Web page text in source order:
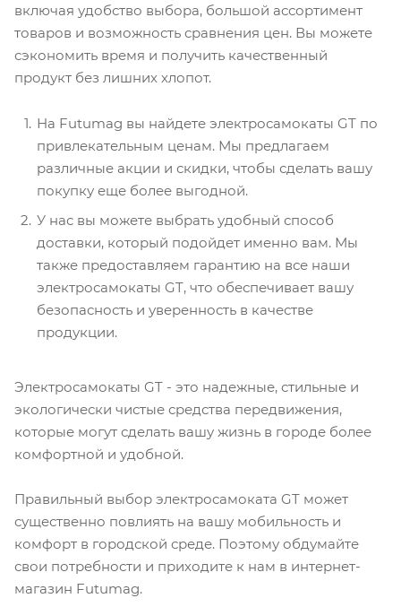
включая удобство выбора, большой ассортимент
товаров и возможность сравнения цен. Вы можете
сэкономить время и получить качественный
продукт без лишних хлопот.
На Futumag вы найдете электросамокаты GT по
привлекательным ценам. Мы предлагаем
различные акции и скидки, чтобы сделать вашу
покупку еще более выгодной.
У нас вы можете выбрать удобный способ
доставки, который подойдет именно вам. Мы
также предоставляем гарантию на все наши
электросамокаты GT, что обеспечивает вашу
безопасность и уверенность в качестве
продукции.
Электросамокаты GT - это надежные, стильные и
экологически чистые средства передвижения,
которые могут сделать вашу жизнь в городе более
комфортной и удобной.
Правильный выбор электросамоката GT может
существенно повлиять на вашу мобильность и
комфорт в городской среде. Поэтому обдумайте
свои потребности и приходите к нам в интернет-
магазин Futumag.